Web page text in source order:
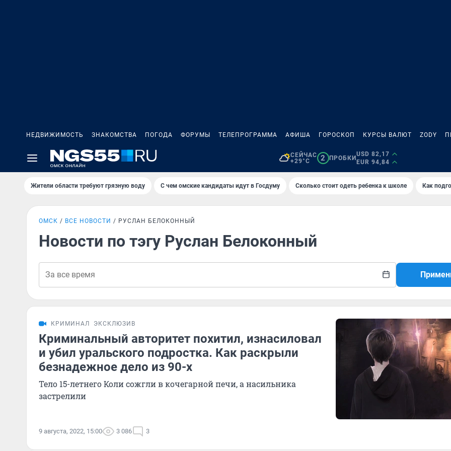
НЕДВИЖИМОСТЬ ЗНАКОМСТВА ПОГОДА ФОРУМЫ ТЕЛЕПРОГРАММА АФИША ГОРОСКОП КУРСЫ ВАЛЮТ ZODY
СЕЙЧАС
+29°C
2 ПРОБКИ
USD 82,17
EUR 94,84
Жители области требуют грязную воду С чем омские кандидаты идут в Госдуму Сколько стоит одеть ребенка к школе Как
ОМСК ВСЕ НОВОСТИ РУСЛАН БЕЛОКОННЫЙ
Новости по тэгу Руслан Белоконный
КРИМИНАЛ ЭКСКЛЮЗИВ
Криминальный авторитет похитил, изнасиловал
и убил уральского подростка. Как раскрыли
безнадежное дело из 90-х
Тело 15-летнего Коли сожгли в кочегарной печи, а насильника
застрелили
9 августа, 2022, 15:00 3 086 3